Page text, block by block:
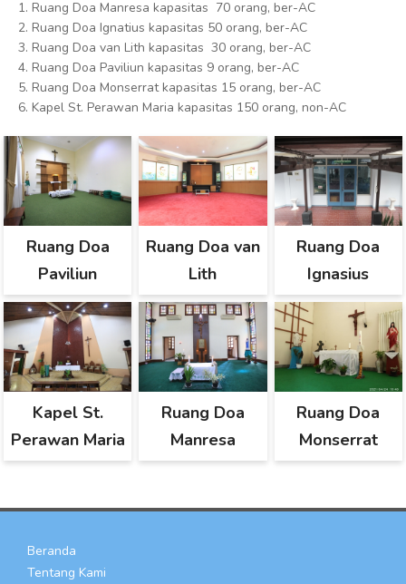
Ruang Doa Manresa kapasitas 70 orang, ber-AC
Ruang Doa Ignatius kapasitas 50 orang, ber-AC
Ruang Doa van Lith kapasitas 30 orang, ber-AC
Ruang Doa Paviliun kapasitas 9 orang, ber-AC
Ruang Doa Monserrat kapasitas 15 orang, ber-AC
Kapel St. Perawan Maria kapasitas 150 orang, non-AC
Ruang Doa
Paviliun
Ruang Doa van
Lith
Ruang Doa
Ignasius
Kapel St.
Perawan Maria
Ruang Doa
Manresa
Ruang Doa
Monserrat
Beranda
Tentang Kami